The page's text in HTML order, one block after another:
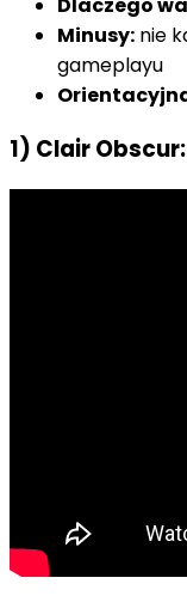
Minusy: nie
gameplayu
1) Clair